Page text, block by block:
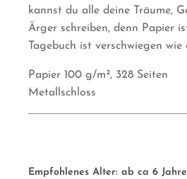
kannst du alle deine Träume,
Ärger schreiben, denn Papier
Tagebuch ist verschwiegen wie
Papier 100 g/m², 328 Seiten
Metallschloss
Empfohlenes Alter: ab ca 6